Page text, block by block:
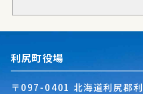
利尻町役場
〒097-0401 北海道利尻郡